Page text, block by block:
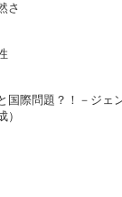
さ
国際問題？！－ジェ